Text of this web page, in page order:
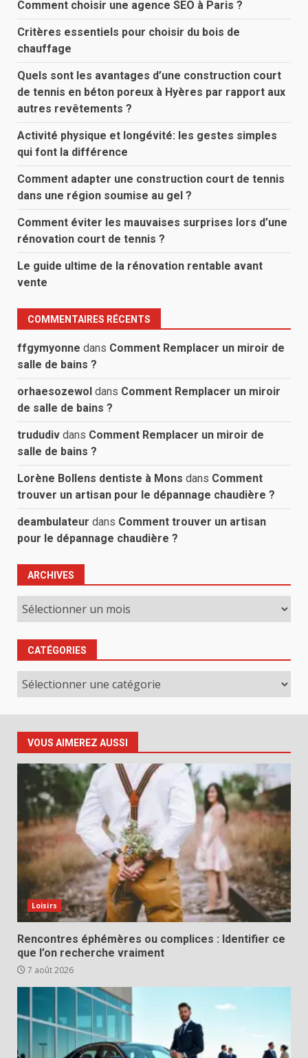
Comment choisir une agence SEO à Paris ?
Critères essentiels pour choisir du bois de
chauffage
Quels sont les avantages d’une construction court
de tennis en béton poreux à Hyères par rapport aux
autres revêtements ?
Activité physique et longévité: les gestes simples
qui font la différence
Comment adapter une construction court de tennis
dans une région soumise au gel ?
Comment éviter les mauvaises surprises lors d’une
rénovation court de tennis ?
Le guide ultime de la rénovation rentable avant
vente
COMMENTAIRES RÉCENTS
ffgymyonne dans Comment Remplacer un miroir de
salle de bains ?
orhaesozewol dans Comment Remplacer un miroir
de salle de bains ?
trududiv dans Comment Remplacer un miroir de
salle de bains ?
Lorène Bollens dentiste à Mons dans Comment
trouver un artisan pour le dépannage chaudière ?
deambulateur dans Comment trouver un artisan
pour le dépannage chaudière ?
ARCHIVES
Archives
CATÉGORIES
Catégories
VOUS AIMEREZ AUSSI
Loisirs
Rencontres éphémères ou complices : Identifier ce
que l’on recherche vraiment
7 août 2026